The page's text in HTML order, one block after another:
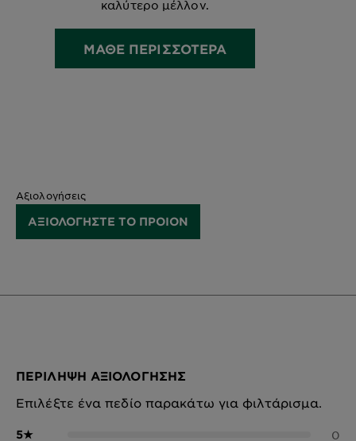
καλύτερο μέλλον.
ΜΑΘΕ ΠΕΡΙΣΣΟΤΕΡΑ
Αξιολογήσεις
ΑΞΙΟΛΟΓΗΣΤΕ ΤΟ ΠΡΟΙΟΝ
ΠΕΡΊΛΗΨΗ ΑΞΙΟΛΌΓΗΣΗΣ
Επιλέξτε ένα πεδίο παρακάτω για φιλτάρισμα.
5★ 0